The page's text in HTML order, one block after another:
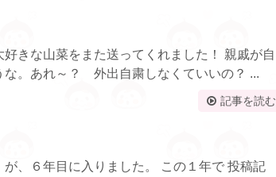
きな山菜をまた送ってくれました！ 親戚が自
な。あれ～？ 外出自粛しなくていいの？ ...
記事を読む
、６年目に入りました。 この１年で 投稿記